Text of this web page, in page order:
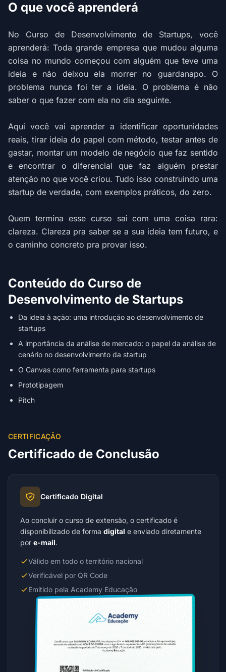
O que você aprenderá
No Curso de Desenvolvimento de Startups, você
aprenderá: Toda grande empresa que mudou alguma
coisa no mundo começou com alguém que teve uma
ideia e não deixou ela morrer no guardanapo. O
problema nunca foi ter a ideia. O problema é não
saber o que fazer com ela no dia seguinte.
Aqui você vai aprender a identificar oportunidades
reais, tirar ideia do papel com método, testar antes de
gastar, montar um modelo de negócio que faz sentido
e encontrar o diferencial que faz alguém prestar
atenção no que você criou. Tudo isso construindo uma
startup de verdade, com exemplos práticos, do zero.
Quem termina esse curso sai com uma coisa rara:
clareza. Clareza pra saber se a sua ideia tem futuro, e
o caminho concreto pra provar isso.
Conteúdo do Curso de
Desenvolvimento de Startups
Da ideia à ação: uma introdução ao desenvolvimento de
startups
A importância da análise de mercado: o papel da análise de
cenário no desenvolvimento da startup
O Canvas como ferramenta para startups
Prototipagem
Pitch
CERTIFICAÇÃO
Certificado de Conclusão
Certificado Digital
Ao concluir o curso de extensão, o certificado é
disponibilizado de forma digital e enviado diretamente
por e-mail.
Válido em todo o território nacional
Verificável por QR Code
Emitido pela Academy Educação